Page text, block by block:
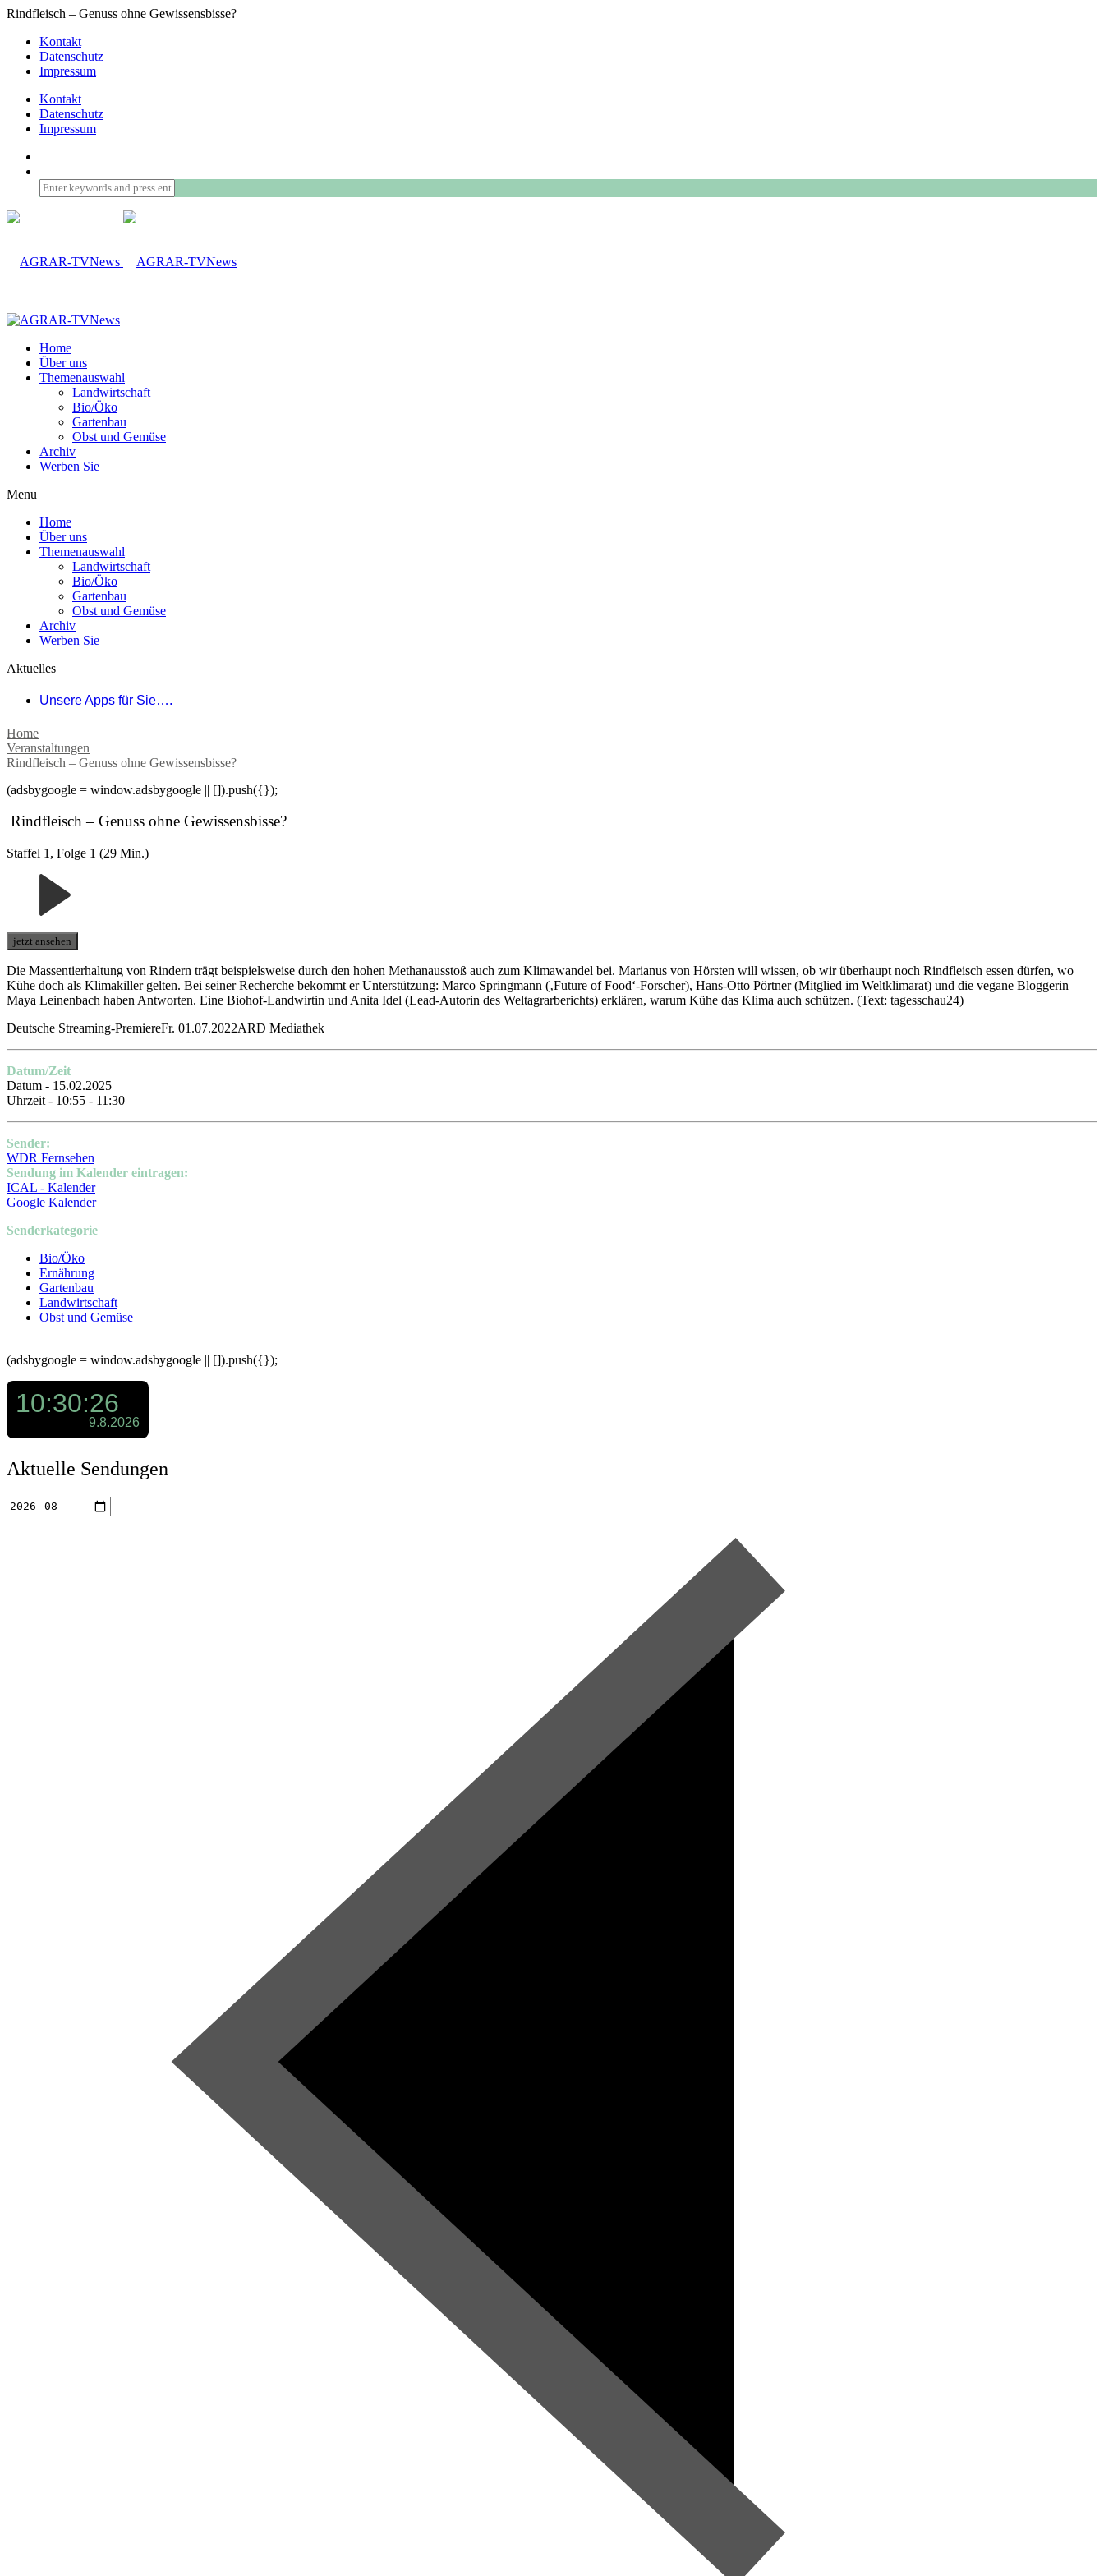
Rindfleisch – Genuss ohne Gewissensbisse?
Kontakt
Datenschutz
Impressum
Kontakt
Datenschutz
Impressum
Home
Über uns
Themenauswahl
Landwirtschaft
Bio/Öko
Gartenbau
Obst und Gemüse
Archiv
Werben Sie
Menu
Home
Über uns
Themenauswahl
Landwirtschaft
Bio/Öko
Gartenbau
Obst und Gemüse
Archiv
Werben Sie
Aktuelles
Unsere Apps für Sie….
Home
Veranstaltungen
Rindfleisch – Genuss ohne Gewissensbisse?
(adsbygoogle = window.adsbygoogle || []).push({});
Rindfleisch – Genuss ohne Gewissensbisse?
Staffel 1, Folge 1 (29 Min.)
jetzt ansehen
Die Massentierhaltung von Rindern trägt beispielsweise durch den hohen Methanausstoß auch zum Klimawandel bei. Marianus von Hörsten will wissen, ob wir überhaupt noch Rindfleisch essen dürfen, wo
Kühe doch als Klimakiller gelten. Bei seiner Recherche bekommt er Unterstützung: Marco Springmann (‚Future of Food‘-Forscher), Hans-Otto Pörtner (Mitglied im Weltklimarat) und die vegane Bloggerin
Maya Leinenbach haben Antworten. Eine Biohof-Landwirtin und Anita Idel (Lead-Autorin des Weltagrarberichts) erklären, warum Kühe das Klima auch schützen. (Text: tagesschau24)
Deutsche Streaming-PremiereFr. 01.07.2022ARD Mediathek
Datum/Zeit
Datum - 15.02.2025
Uhrzeit - 10:55 - 11:30
Sender:
WDR Fernsehen
Sendung im Kalender eintragen:
ICAL - Kalender
Google Kalender
Senderkategorie
Bio/Öko
Ernährung
Gartenbau
Landwirtschaft
Obst und Gemüse
(adsbygoogle = window.adsbygoogle || []).push({});
Aktuelle Sendungen